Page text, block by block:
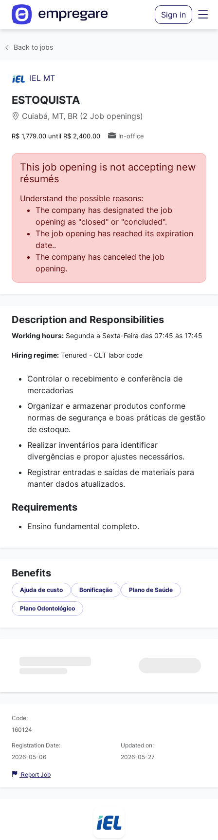
Sign in
Back to jobs
IEL MT
ESTOQUISTA
Cuiabá, MT, BR (2 Job openings)
R$ 1,779.00 until R$ 2,400.00 In-office
This job opening is not accepting new
résumés
Understand the possible reasons:
The company has designated the job
opening as "closed" or "concluded".
The job opening has reached its expiration
date..
The company has canceled the job
opening.
Description and Responsibilities
Working hours: Segunda a Sexta-Feira das 07:45 às 17:45
Hiring regime: Tenured - CLT labor code
Controlar o recebimento e conferência de
mercadorias
Organizar e armazenar produtos conforme
normas de segurança e boas práticas de gestão
de estoque.
Realizar inventários para identificar
divergências e propor ajustes necessários.
Registrar entradas e saídas de materiais para
manter dados atualizados.
Requirements
Ensino fundamental completo.
Benefits
Ajuda de custo Bonificação Plano de Saúde
Plano Odontológico
Code:
160124
Registration Date:
2026-05-06
Updated on:
2026-05-27
Report Job